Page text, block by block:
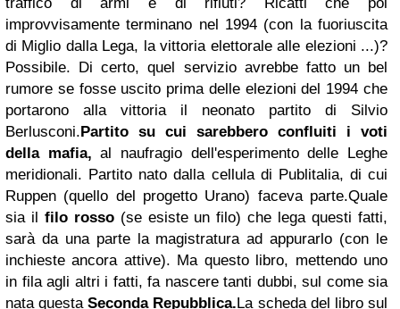
improvvisamente terminano nel 1994 (con la fuoriuscita
di Miglio dalla Lega, la vittoria elettorale alle elezioni ...)?
Possibile. Di certo, quel servizio avrebbe fatto un bel
rumore se fosse uscito prima delle elezioni del 1994 che
portarono alla vittoria il neonato partito di Silvio
Berlusconi.Partito su cui sarebbero confluiti i voti
della mafia, al naufragio dell'esperimento delle Leghe
meridionali. Partito nato dalla cellula di Publitalia, di cui
Ruppen (quello del progetto Urano) faceva parte.Quale
sia il filo rosso(se esiste un filo) che lega questi fatti,
sarà da una parte la magistratura ad appurarlo (con le
inchieste ancora attive). Ma questo libro, mettendo uno
in fila agli altri i fatti, fa nascere tanti dubbi, sul come sia
nata questaSeconda Repubblica.La scheda del libro sul